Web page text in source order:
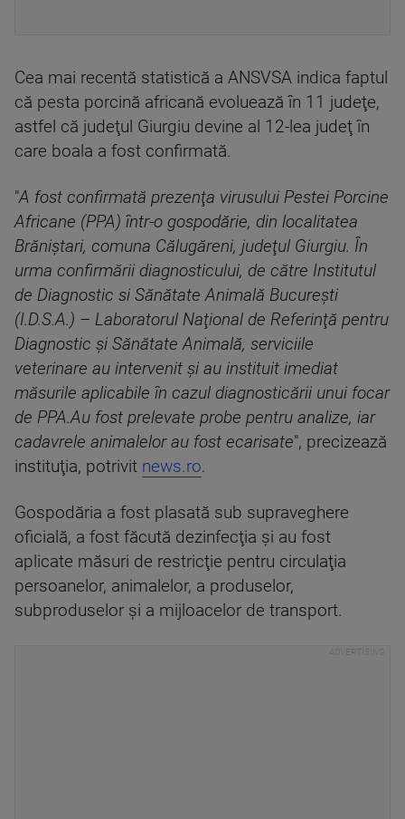
Cea mai recentă statistică a ANSVSA indica faptul
că pesta porcină africană evoluează în 11 judeţe,
astfel că judeţul Giurgiu devine al 12-lea judeţ în
care boala a fost confirmată.
"A fost confirmată prezenţa virusului Pestei Porcine
Africane (PPA) într-o gospodărie, din localitatea
Brăniştari, comuna Călugăreni, judeţul Giurgiu. În
urma confirmării diagnosticului, de către Institutul
de Diagnostic si Sănătate Animală Bucureşti
(I.D.S.A.) – Laboratorul Naţional de Referinţă pentru
Diagnostic şi Sănătate Animală, serviciile
veterinare au intervenit şi au instituit imediat
măsurile aplicabile în cazul diagnosticării unui focar
de PPA.Au fost prelevate probe pentru analize, iar
cadavrele animalelor au fost ecarisate", precizează
instituţia, potrivit news.ro.
Gospodăria a fost plasată sub supraveghere
oficială, a fost făcută dezinfecţia şi au fost
aplicate măsuri de restricţie pentru circulaţia
persoanelor, animalelor, a produselor,
subproduselor şi a mijloacelor de transport.